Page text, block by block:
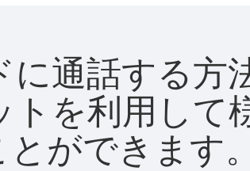
通話する方
を利用して
ができます。